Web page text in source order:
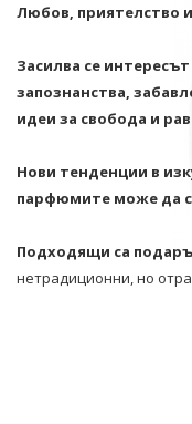
Любов, приятелство
Засилва се
запознанства,
идеи за свобода и
Нови тенденции в
парфюмите може да
Подходящи са
нетрадиционни, но